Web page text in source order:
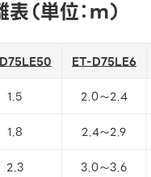
（単位：ｍ）
ET-D75LE6
1.5 2.0～2.4
1.8 2.4～2.9
2.3 3.0～3.6